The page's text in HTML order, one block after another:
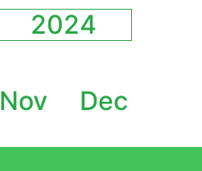
2024
Nov Dec